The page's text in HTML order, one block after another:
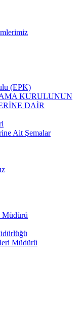
(EPK)
KURULUNUN
DAİR
Ait Şemalar
Müdürü
Müdürü